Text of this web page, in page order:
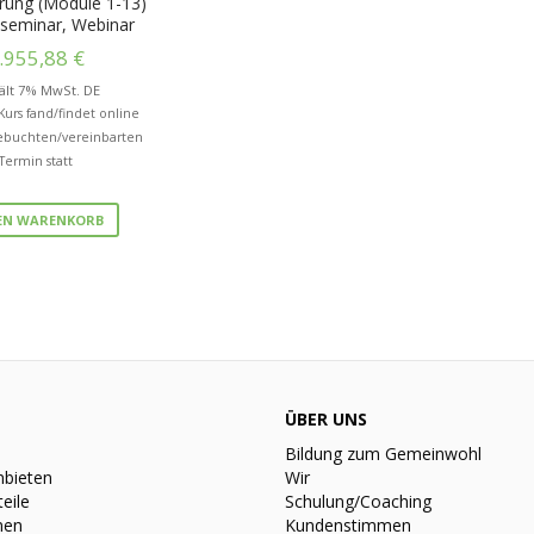
Webinar
€
7% MwSt. DE
fand/findet online
vereinbarten
statt
WARENKORB
ÜBER UNS
Bildung zum Gemeinwohl
Wir
Schulung/Coaching
Kundenstimmen